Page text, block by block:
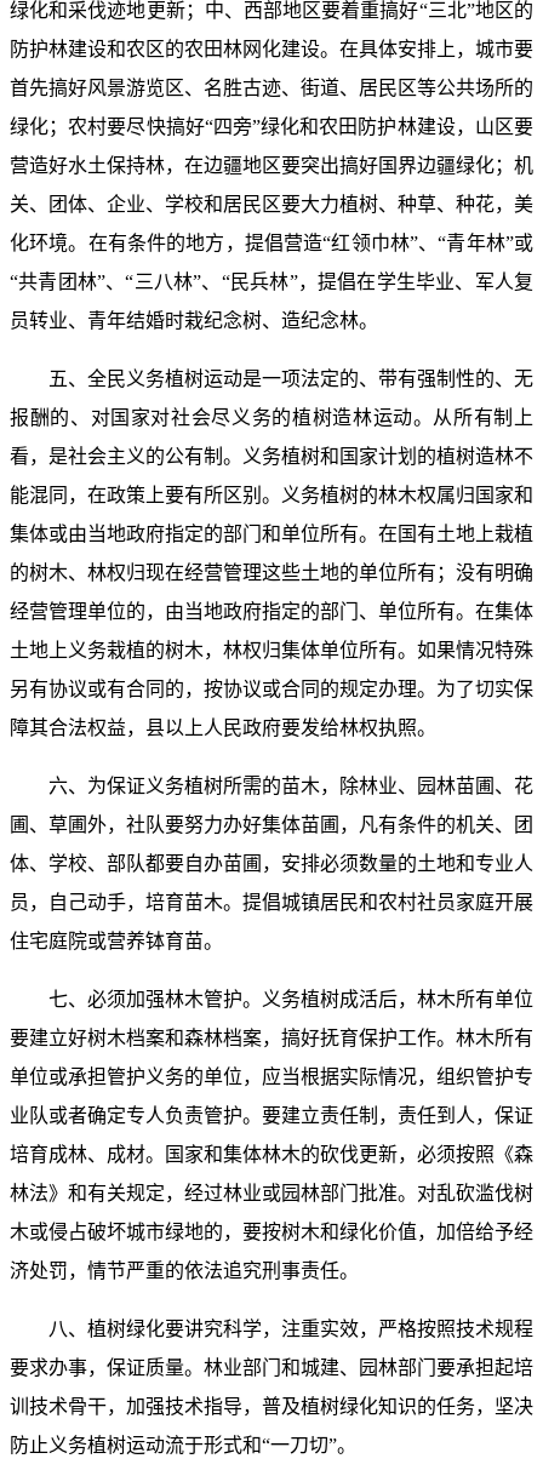
绿化和采伐迹地更新；中、西部地区要着重搞好“三北”地区的
防护林建设和农区的农田林网化建设。在具体安排上，城市要
首先搞好风景游览区、名胜古迹、街道、居民区等公共场所的
绿化；农村要尽快搞好“四旁”绿化和农田防护林建设，山区要
营造好水土保持林，在边疆地区要突出搞好国界边疆绿化；机
关、团体、企业、学校和居民区要大力植树、种草、种花，美
化环境。在有条件的地方，提倡营造“红领巾林”、“青年林”或
“共青团林”、“三八林”、“民兵林”，提倡在学生毕业、军人复
员转业、青年结婚时栽纪念树、造纪念林。
五、全民义务植树运动是一项法定的、带有强制性的、无
报酬的、对国家对社会尽义务的植树造林运动。从所有制上
看，是社会主义的公有制。义务植树和国家计划的植树造林不
能混同，在政策上要有所区别。义务植树的林木权属归国家和
集体或由当地政府指定的部门和单位所有。在国有土地上栽植
的树木、林权归现在经营管理这些土地的单位所有；没有明确
经营管理单位的，由当地政府指定的部门、单位所有。在集体
土地上义务栽植的树木，林权归集体单位所有。如果情况特殊
另有协议或有合同的，按协议或合同的规定办理。为了切实保
障其合法权益，县以上人民政府要发给林权执照。
六、为保证义务植树所需的苗木，除林业、园林苗圃、花
圃、草圃外，社队要努力办好集体苗圃，凡有条件的机关、团
体、学校、部队都要自办苗圃，安排必须数量的土地和专业人
员，自己动手，培育苗木。提倡城镇居民和农村社员家庭开展
住宅庭院或营养钵育苗。
七、必须加强林木管护。义务植树成活后，林木所有单位
要建立好树木档案和森林档案，搞好抚育保护工作。林木所有
单位或承担管护义务的单位，应当根据实际情况，组织管护专
业队或者确定专人负责管护。要建立责任制，责任到人，保证
培育成林、成材。国家和集体林木的砍伐更新，必须按照《森
林法》和有关规定，经过林业或园林部门批准。对乱砍滥伐树
木或侵占破坏城市绿地的，要按树木和绿化价值，加倍给予经
济处罚，情节严重的依法追究刑事责任。
八、植树绿化要讲究科学，注重实效，严格按照技术规程
要求办事，保证质量。林业部门和城建、园林部门要承担起培
训技术骨干，加强技术指导，普及植树绿化知识的任务，坚决
防止义务植树运动流于形式和“一刀切”。